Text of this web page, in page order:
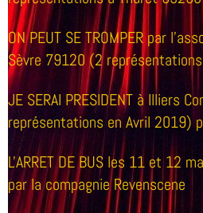
ON PEUT SE TROMPER par
Sèvre 79120 (2
JE SERAI PRESIDENT à Illiers
représentations en Avril 2019)
L'ARRET DE BUS les 11 et 12
par la compagnie Revenscene